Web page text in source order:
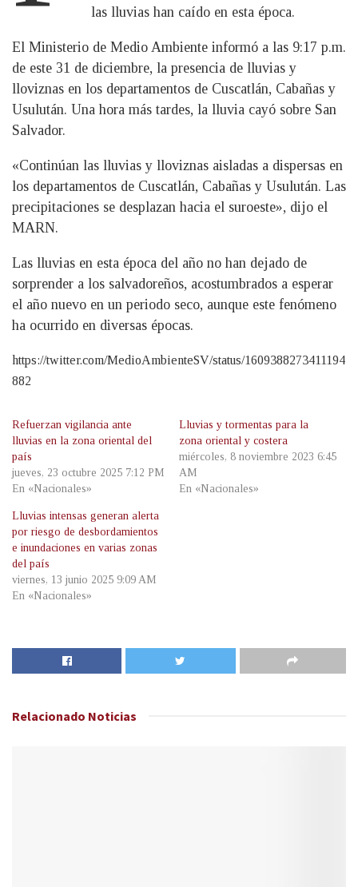
las lluvias han caído en esta época.
El Ministerio de Medio Ambiente informó a las 9:17 p.m.
de este 31 de diciembre, la presencia de lluvias y
lloviznas en los departamentos de Cuscatlán, Cabañas y
Usulután. Una hora más tardes, la lluvia cayó sobre San
Salvador.
«Continúan las lluvias y lloviznas aisladas a dispersas en
los departamentos de Cuscatlán, Cabañas y Usulután. Las
precipitaciones se desplazan hacia el suroeste», dijo el
MARN.
Las lluvias en esta época del año no han dejado de
sorprender a los salvadoreños, acostumbrados a esperar
el año nuevo en un periodo seco, aunque este fenómeno
ha ocurrido en diversas épocas.
https://twitter.com/MedioAmbienteSV/status/1609388273411194
882
Refuerzan vigilancia ante
lluvias en la zona oriental del
país
jueves, 23 octubre 2025 7:12 PM
En «Nacionales»
Lluvias y tormentas para la
zona oriental y costera
miércoles, 8 noviembre 2023 6:45
AM
En «Nacionales»
Lluvias intensas generan alerta
por riesgo de desbordamientos
e inundaciones en varias zonas
del país
viernes, 13 junio 2025 9:09 AM
En «Nacionales»
Relacionado Noticias